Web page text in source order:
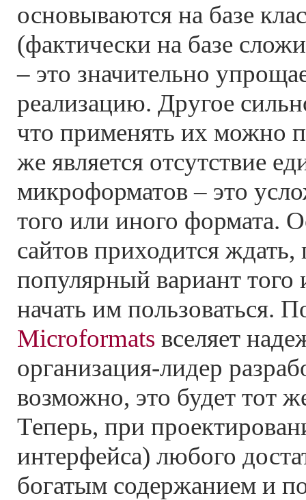
основываются на базе
(фактически на базе
– это значительно
реализацию. Другое
что применять их можно
же является отсутствие
микроформатов – это
того или иного формата.
сайтов приходится
популярный вариант
начать им пользоваться.
Microformats вселяет
организация-лидер
возможно, это будет тот
Теперь, при
интерфейса) любого
богатым содержанием и